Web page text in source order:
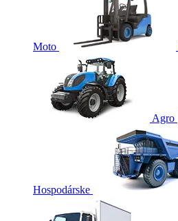
Moto
Agro
Hospodárske